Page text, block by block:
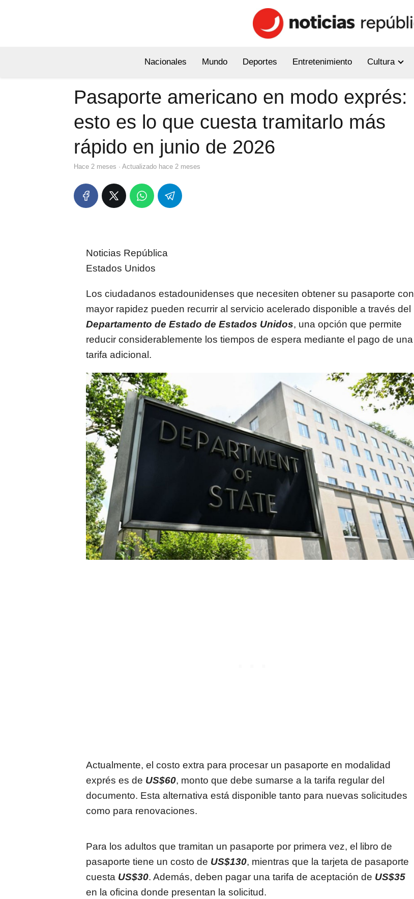
Nacionales Mundo Deportes Entretenimiento Cultura
Pasaporte americano en modo exprés:
esto es lo que cuesta tramitarlo más
rápido en junio de 2026
hace 2 meses · Actualizado hace 2 meses
Noticias República
Estados Unidos
Los ciudadanos estadounidenses que necesiten obtener su pasaporte con
mayor rapidez pueden recurrir al servicio acelerado disponible a través del
Departamento de Estado de Estados Unidos, una opción que permite
reducir considerablemente los tiempos de espera mediante el pago de una
tarifa adicional.
Actualmente, el costo extra para procesar un pasaporte en modalidad
exprés es de US$60, monto que debe sumarse a la tarifa regular del
documento. Esta alternativa está disponible tanto para nuevas solicitudes
como para renovaciones.
Para los adultos que tramitan un pasaporte por primera vez, el libro de
pasaporte tiene un costo de US$130, mientras que la tarjeta de pasaporte
cuesta US$30. Además, deben pagar una tarifa de aceptación de US$35
en la oficina donde presentan la solicitud.